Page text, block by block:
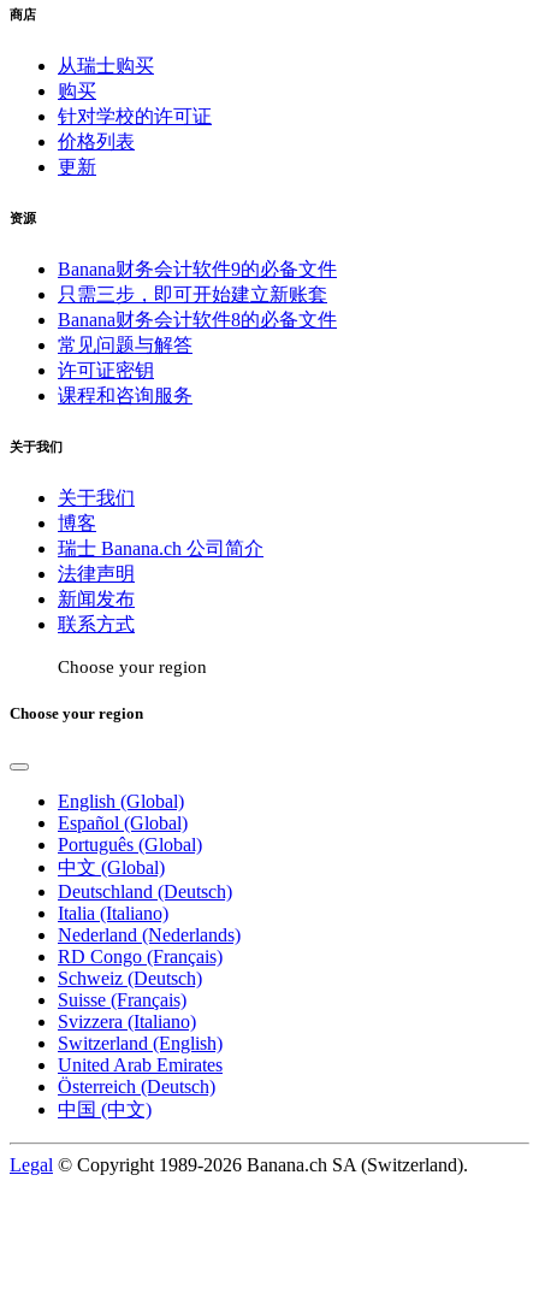
商店
从瑞士购买
购买
针对学校的许可证
价格列表
更新
资源
Banana财务会计软件9的必备文件
只需三步，即可开始建立新账套
Banana财务会计软件8的必备文件
常见问题与解答
许可证密钥
课程和咨询服务
关于我们
关于我们
博客
瑞士 Banana.ch 公司简介
法律声明
新闻发布
联系方式
Choose your region
Choose your region
English (Global)
Español (Global)
Português (Global)
中文 (Global)
Deutschland (Deutsch)
Italia (Italiano)
Nederland (Nederlands)
RD Congo (Français)
Schweiz (Deutsch)
Suisse (Français)
Svizzera (Italiano)
Switzerland (English)
United Arab Emirates
Österreich (Deutsch)
中国 (中文)
Legal © Copyright 1989-2026 Banana.ch SA (Switzerland).